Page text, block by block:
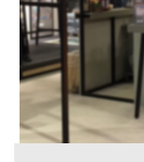
2-trins løsning
Teknisk
Trin-for-trin
testet fra